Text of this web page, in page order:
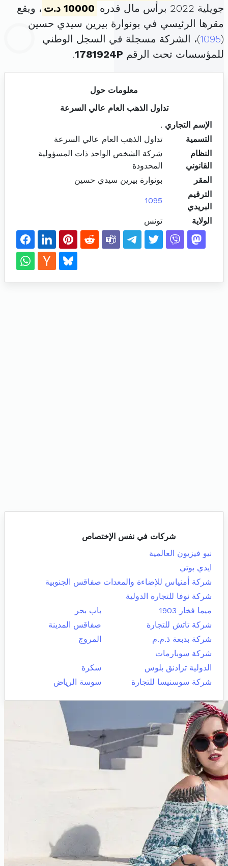
جويلية 2022 برأس مال قدره
10000 د.ت
، ويقع
مقرها الرئيسي في بونوارة بيرين سيدي حسين
(
1095)، الشركة مسجلة في السجل الوطني
للمؤسسات تحت الرقم 1781924P
.
معلومات حول
تداول الذهب العام عالي السرعة
الإسم التجاري .
التسمية
تداول الذهب العام عالي السرعة
النظام
القانوني
شركة الشخص الواحد ذات المسؤولية
المحدودة
المقر
بونوارة بيرين سيدي حسين
الترقيم
البريدي
1095
الولاية تونس
شركات في نفس الإختصاص
نيو فيزيون العالمية
ايدي بوتي
شركة أمنياس للإضاءة والمعدات صفاقس الجنوبية
شركة نوفا للتجارة الدولية
ميما فخار 1903
باب بحر
شركة تاتش للتجارة
صفاقس المدينة
شركة بدبعة ذ.م.م
المروج
شركة سوبارمات
الدولية ترادنق بلوس
سكرة
شركة سوسنيسا للتجارة
سوسة الرياض